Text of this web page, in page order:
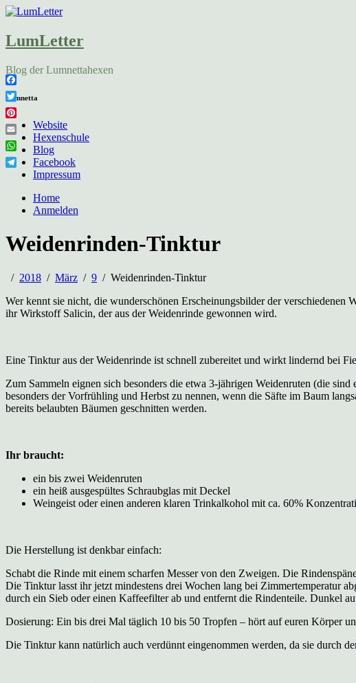
LumLetter
Blog der Lumnettahexen
Lumnetta
Website
Hexenschule
Blog
Facebook
Impressum
Home
Anmelden
Weidenrinden-Tinktur
2018 März 9
Weidenrinden-Tinktur
Wer kennt sie nicht, die wunderschönen Erscheinungsbilder der
ihr Wirkstoff Salicin, der aus der Weidenrinde gewonnen wird.
Eine Tinktur aus der Weidenrinde ist schnell zubereitet und wirkt lindernd bei
Zum Sammeln eignen sich besonders die etwa 3-jährigen Weidenruten (die
besonders der Vorfrühling und Herbst zu nennen, wenn die Säfte im Baum
bereits belaubten Bäumen geschnitten werden.
Ihr braucht:
ein bis zwei Weidenruten
ein heiß ausgespültes Schraubglas mit Deckel
Weingeist oder einen anderen klaren Trinkalkohol mit ca. 60%
Die Herstellung ist denkbar einfach:
Schabt die Rinde mit einem scharfen Messer von den Zweigen. Die
Die Tinktur lasst ihr jetzt mindestens drei Wochen lang bei Zimmertemperatur
durch ein Sieb oder einen Kaffeefilter ab und entfernt die Rindenteile. Dunkel
Dosierung: Ein bis drei Mal täglich 10 bis 50 Tropfen – hört auf euren Körper
Die Tinktur kann natürlich auch verdünnt eingenommen werden, da sie durch
Facebook
Twitter
Pinterest
Email
WhatsApp
Telegram